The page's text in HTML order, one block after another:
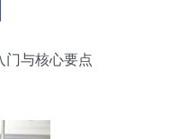
门与核心要点